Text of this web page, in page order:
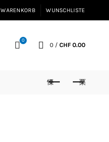
WARENKORB WUNSCHLISTE
0
0 / CHF0.00